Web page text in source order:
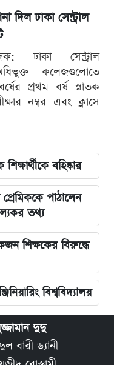
দিল ঢাকা সেন্ট্রাল
ঢাকা সেন্ট্রাল
কলেজগুলোতে
প্রথম বর্ষ স্নাতক
নম্বর এবং ক্লাসে
বহিষ্কার
পাঠালেন
তথ্য
শিক্ষকের বিরুদ্ধে
বিশ্ববিদ্যালয়
দুদু
ড্যানী